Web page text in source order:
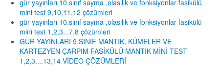
gür yayınları 10.sınıf sayma ,olasılık ve fonksiyonlar fasikülü
mini test 9,10,11,12 çözümleri
gür yayınları 10.sınıf sayma ,olasılık ve fonksiyonlar fasikülü
mini test 1,2,3...7,8 çözümleri
GÜR YAYINLARI 9.SINIF MANTIK, KÜMELER VE
KARTEZYEN ÇARPIM FASİKÜLÜ MANTIK MİNİ TEST
1,2,3....13,14 VİDEO ÇÖZÜMLERİ